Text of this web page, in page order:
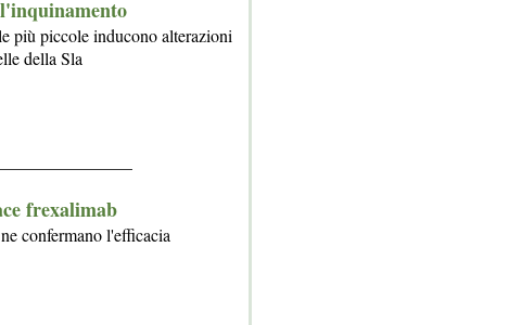
più piccole inducono alterazioni
della Sla
frexalimab
confermano l'efficacia